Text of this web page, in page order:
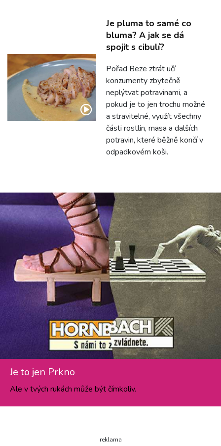
Je pluma to samé co
bluma? A jak se dá
spojit s cibulí?
Pořad Beze ztrát učí
konzumenty zbytečně
neplýtvat potravinami, a
pokud je to jen trochu možné
a stravitelné, využít všechny
části rostlin, masa a dalších
potravin, které běžně končí v
odpadkovém koši.
Je to jen Prkno
Ale v tvých rukách může být čímkoliv.
reklama